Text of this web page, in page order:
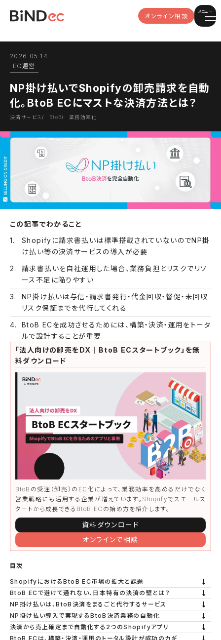
オンライン相談
メニュー
EC運営
2026.05.14
NP掛け払いでShopifyの卸売請求を自動
化。BtoB ECにマストな決済方法とは？
決済サービス BtoB 業務効率化
この記事でわかること
Shopifyに請求書払いは標準搭載されていないのでNP掛
け払い等の決済サービスの導入が必要
請求書払いを自社運用した場合、業務負担とリスクでリソ
ース不足に陥りやすい
NP掛け払いは与信・請求書発行・代金回収・督促・未回収
リスク保証までを代行してくれる
BtoB ECを成功させるためには、構築・決済・運用をトータ
ルで設計することが重要
「法人向けの卸売をDX｜BtoB ECスタートブック」を無
料ダウンロード
BtoBの受注（卸売）のEC化によって、業務効率を高めるだけでなく
営業戦略にも活用する企業が増えています。Shopifyでスモールス
タートから成長できるBtoB ECの始め方を紹介します。
資料ダウンロード
オンラインで相談
目次
ShopifyにおけるBtoB EC市場の拡大と課題
BtoB ECで避けて通れない、日本特有の決済の壁とは？
NP掛け払いは、BtoB決済をまるごと代行するサービス
NP掛け払い導入で実現するBtoB決済業務の自動化
決済から売上確定まで自動化する2つのShopifyアプリ
BtoB ECは、構築・決済・運用のトータル設計が成功のカギ